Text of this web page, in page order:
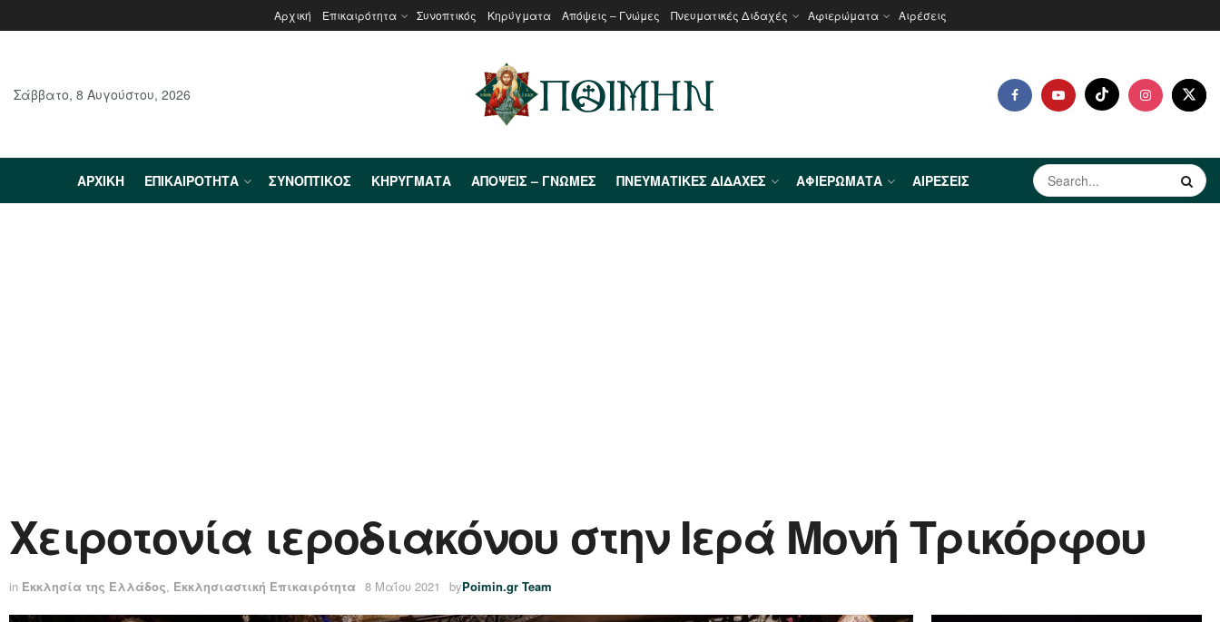
Αρχική Επικαιρότητα Συνοπτικός Κηρύγματα Απόψεις – Γνώμες Πνευματικές Διδαχές Αφιερώματα Αιρέσεις
Σάββατο, 8 Αυγούστου, 2026
ΑΡΧΙΚΉ ΕΠΙΚΑΙΡΌΤΗΤΑ ΣΥΝΟΠΤΙΚΌΣ ΚΗΡΎΓΜΑΤΑ ΑΠΌΨΕΙΣ – ΓΝΏΜΕΣ ΠΝΕΥΜΑΤΙΚΈΣ ΔΙΔΑΧΈΣ ΑΦΙΕΡΏΜΑΤΑ ΑΙΡΈΣΕΙΣ
Χειροτονία ιεροδιακόνου στην Ιερά Μονή Τρικόρφου
in Εκκλησία της Ελλάδος, Εκκλησιαστική Επικαιρότητα 8 Μαΐου 2021 byPoimin.gr Team